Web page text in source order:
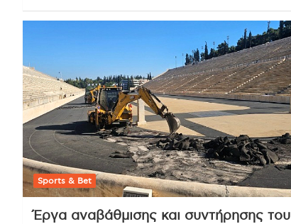
Sports & Bet
Έργα αναβάθμισης και συντήρησης του